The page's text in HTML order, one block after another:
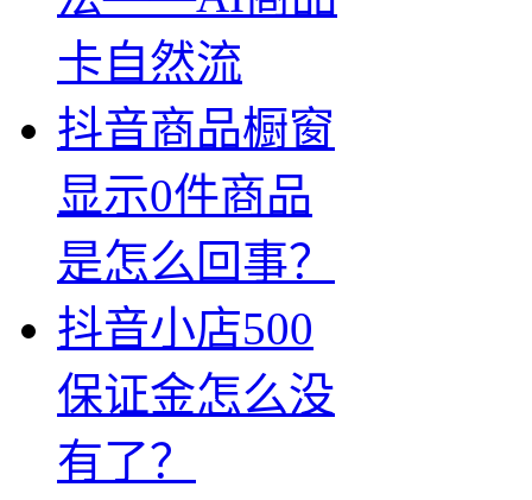
卡自然流
抖音商品橱窗
显示0件商品
是怎么回事？
抖音小店500
保证金怎么没
有了？